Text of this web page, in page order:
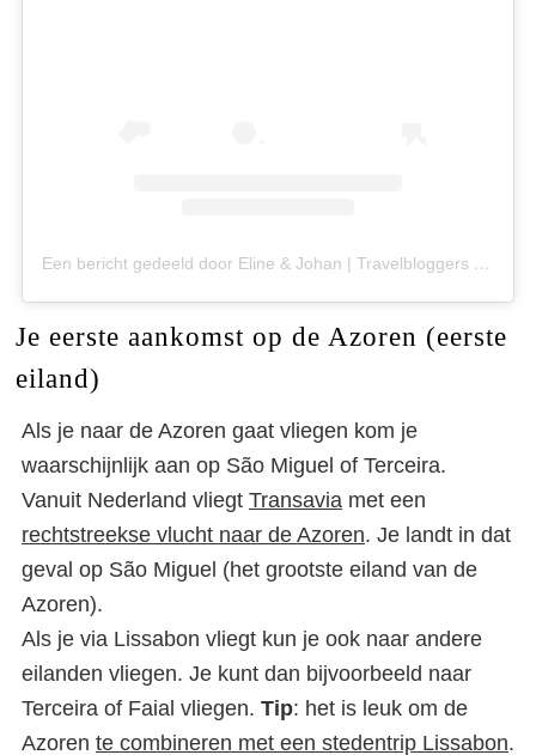
Een bericht gedeeld door Eline & Johan | Travelbloggers (@wegwijsnaar.nl)
Je eerste aankomst op de Azoren (eerste
eiland)
Als je naar de Azoren gaat vliegen kom je
waarschijnlijk aan op São Miguel of Terceira.
Vanuit Nederland vliegt Transavia met een
rechtstreekse vlucht naar de Azoren. Je landt in dat
geval op São Miguel (het grootste eiland van de
Azoren).
Als je via Lissabon vliegt kun je ook naar andere
eilanden vliegen. Je kunt dan bijvoorbeeld naar
Terceira of Faial vliegen. Tip: het is leuk om de
Azoren te combineren met een stedentrip Lissabon.